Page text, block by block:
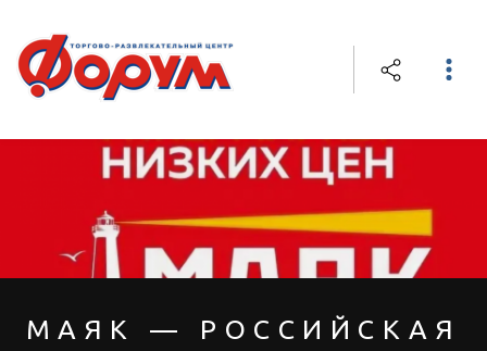
МАЯК — РОССИЙСКАЯ